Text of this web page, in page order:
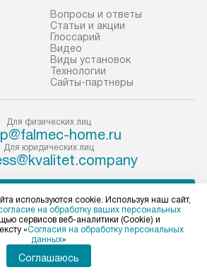
Вопросы и ответы
Статьи и акции
Глоссарий
Видео
Виды установок
Технологии
Сайты-партнеры
Для физических лиц
home.ru
Для юридических лиц
конфиденциальности
Условия продажи
Карта сайта
используются cookie. Используя наш сайт,
на обработку ваших персональных
сервисов веб-аналитики (Cookie) и
«Согласия на обработку персональных
данных»
Соглашаюсь